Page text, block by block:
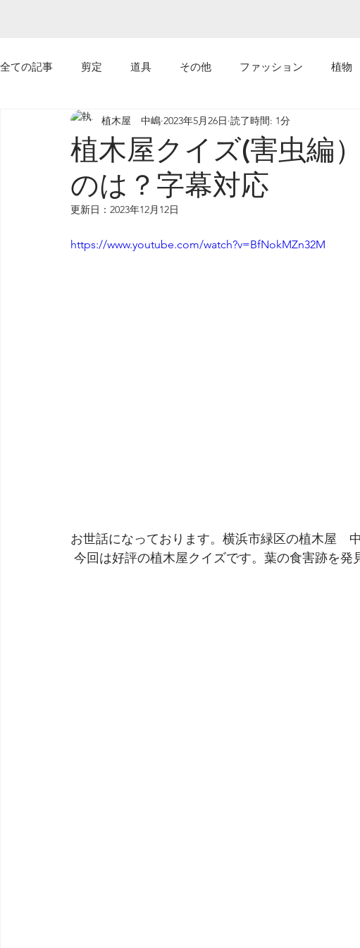
全ての記事 剪定 道具 その他 ファッション 植物
ｙｏｕｔｕｂｅ 植えてはいけない植物
植木屋クイズ(害虫編
のは？字幕対応
植木屋 中嶋 2023年5月26日 読了時間: 1分
更新日： 2023年12月12日
https://www.youtube.com/watch?v=BfNokMZn32M
お世話になっております。横浜市緑区の植木屋　中
今回は好評の植木屋クイズです。葉の食害跡を発